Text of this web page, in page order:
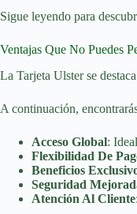
Sigue leyendo para
Ventajas Que No Puedes
La Tarjeta Ulster se
A continuación,
Acceso Global:
Flexibilidad De
Beneficios
Seguridad
Atención Al Cliente